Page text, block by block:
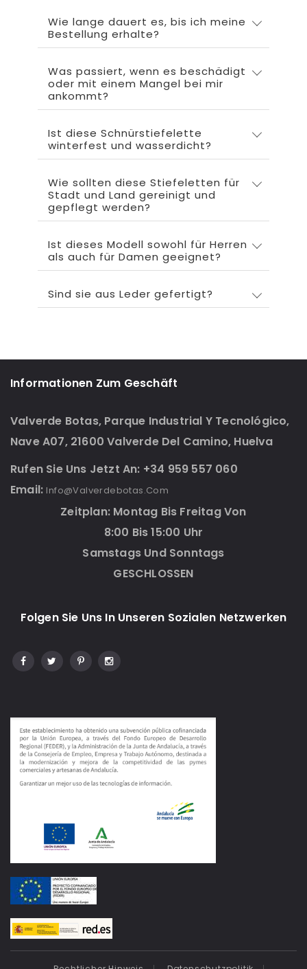
Wie lange dauert es, bis ich meine
Bestellung erhalte?
Was passiert, wenn es beschädigt
oder mit einem Mangel bei mir
ankommt?
Ist diese Schnürstiefelette
winterfest und wasserdicht?
Wie sollten diese Stiefeletten für
Stadt und Land gereinigt und
gepflegt werden?
Ist dieses Modell sowohl für Herren
als auch für Damen geeignet?
Sind sie aus Leder gefertigt?
Informationen Zum Geschäft
Valverde Botas, Parque Industrial Y Tecnológico,
Nave A07, 21600 Valverde Del Camino, Huelva
Rufen Sie Uns Jetzt An: +34 959 557 060
Email: Info@valverdebotas.com
Zeitplan: Montag Bis Freitag Von
8:00 Bis 15:00 Uhr
Samstags Und Sonntags
GESCHLOSSEN
Folgen Sie Uns In Unseren Sozialen Netzwerken